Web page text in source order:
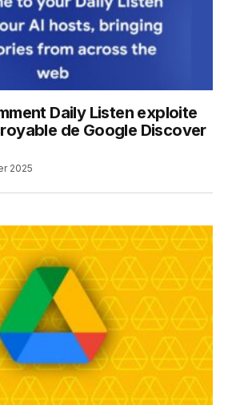
Daily Listen exploite
de Google Discover
2025